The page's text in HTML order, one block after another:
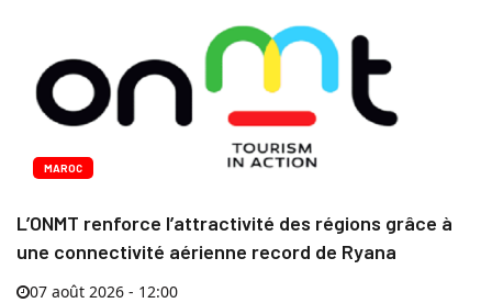
MAROC
L’ONMT renforce l’attractivité des régions grâce à
une connectivité aérienne record de Ryana
07 août 2026 - 12:00